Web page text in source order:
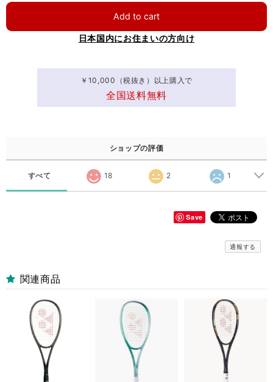
Add to cart
日本国内にお住まいの方向け
￥10,000（税抜き）以上購入で
全国送料無料
ショップの評価
すべて 18 2 1
Save
通報する
関連商品